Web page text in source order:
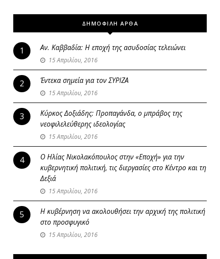
ΔΗΜΟΦΙΛΗ ΑΡΘΑ
1 Αν. Καββαδία: Η εποχή της ασυδοσίας τελειώνει
15 Απριλίου, 2016
2 Έντεκα σημεία για τον ΣΥΡΙΖΑ
15 Απριλίου, 2016
3
Κύρκος Δοξιάδης: Προπαγάνδα, ο μπράβος της
νεοφιλελεύθερης ιδεολογίας
15 Απριλίου, 2016
4
Ο Ηλίας Νικολακόπουλος στην «Εποχή» για την
κυβερνητική πολιτική, τις διεργασίες στο Κέντρο και τη
Δεξιά
15 Απριλίου, 2016
5
Η κυβέρνηση να ακολουθήσει την αρχική της πολιτική
στο προσφυγικό
15 Απριλίου, 2016